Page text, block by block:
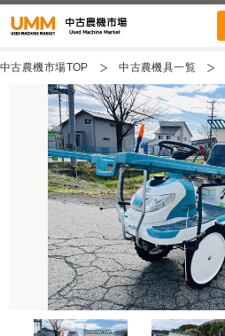
中古農機市場TOP 中古農機具一覧